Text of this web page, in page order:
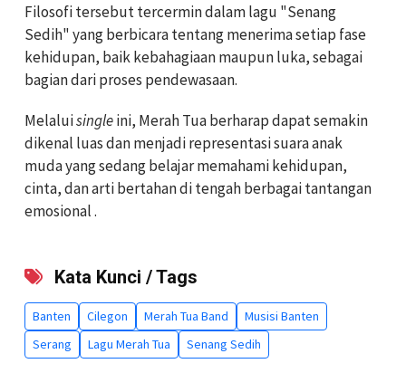
Filosofi tersebut tercermin dalam lagu "Senang
Sedih" yang berbicara tentang menerima setiap fase
kehidupan, baik kebahagiaan maupun luka, sebagai
bagian dari proses pendewasaan.
Melaluisingleini, Merah Tua berharap dapat semakin
dikenal luas dan menjadi representasi suara anak
muda yang sedang belajar memahami kehidupan,
cinta, dan arti bertahan di tengah berbagai tantangan
emosional .
Kata Kunci / Tags
Banten Cilegon Merah Tua Band
Musisi Banten
Serang
Lagu Merah Tua Senang Sedih